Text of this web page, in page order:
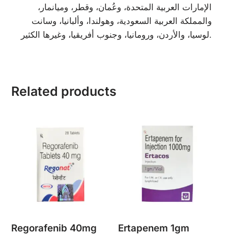
الإمارات العربية المتحدة، وعُمان، وقطر، وميانمار،
والمملكة العربية السعودية، وهولندا، وألبانيا، وسانت
لوسيا، والأردن، ورومانيا، وجنوب أفريقيا، وغيرها الكثير.
Related products
Regorafenib 40mg
Ertapenem 1gm